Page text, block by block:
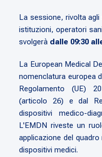
La sessione, rivolta
istituzioni, operatori
svolgerà dalle 09:30
La European Medical
nomenclatura europea
Regolamento (UE)
(articolo 26) e dal
dispositivi medico-
L'EMDN riveste un
applicazione del
dispositivi medici.